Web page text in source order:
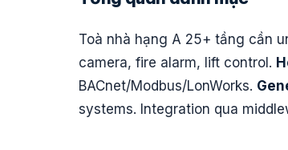
Toà nhà hạng A 25+ tầng cần
camera, fire alarm, lift control.
BACnet/Modbus/LonWorks.
systems. Integration qua